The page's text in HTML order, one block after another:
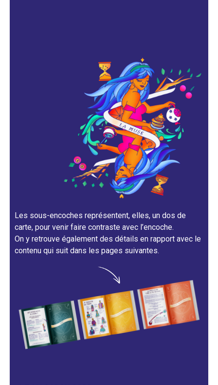
Les sous-encoches représentent, elles, un dos de
carte, pour venir faire contraste avec l’encoche.
On y retrouve également des détails en rapport avec le
contenu qui suit dans les pages suivantes.